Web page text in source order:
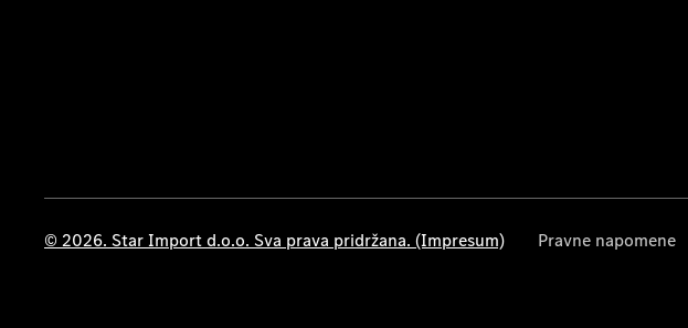
© 2026. Star Import d.o.o. Sva prava pridržana. (Impresum) Pravne napomene